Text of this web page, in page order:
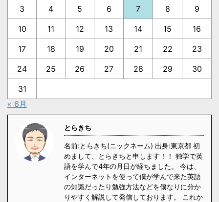
3 4 5 6 7 8 9
10 11 12 13 14 15 16
17 18 19 20 21 22 23
24 25 26 27 28 29 30
31
« 6月
とらきち
名前:とらきち(ニックネーム) 出身:東京都 初
めまして、とらきちと申します！！ 独学で英
語を学んで4年の月日が経ちました。 今は、
インターネットを使って僕が学んで来た英語
の知識だったり勉強方法などを僕なりに分か
りやすく解説して発信しております。 これか